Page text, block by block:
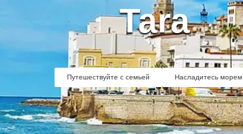
Tara
Путешествуйте с семьей Насладитесь морем